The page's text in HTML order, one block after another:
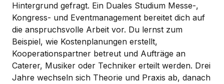
Hintergrund gefragt. Ein Duales Studium Messe-,
Kongress- und Eventmanagement bereitet dich auf
die anspruchsvolle Arbeit vor. Du lernst zum
Beispiel, wie Kostenplanungen erstellt,
Kooperationspartner betreut und Aufträge an
Caterer, Musiker oder Techniker erteilt werden. Drei
Jahre wechseln sich Theorie und Praxis ab, danach